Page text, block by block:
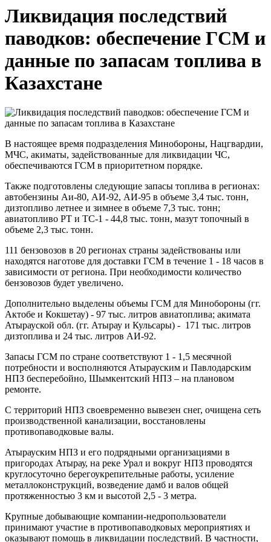
Ликвидация последствий
паводков: обеспечение ГСМ и
данные по запасам топлива в
Казахстане
В настоящее время подразделения Минобороны, Нацгвардии,
МЧС, акиматы, задействованные для ликвидации ЧС,
обеспечиваются ГСМ в приоритетном порядке.
Также подготовлены следующие запасы топлива в регионах:
автобензины Аи-80, АИ-92, АИ-95 в объеме 3,4 тыс. тонн,
дизтопливо летнее и зимнее в объеме 7,3 тыс. тонн;
авиатопливо РТ и ТС-1 - 44,8 тыс. тонн, мазут топочный в
объеме 2,3 тыс. тонн.
111 бензовозов в 20 регионах страны задействованы или
находятся наготове для доставки ГСМ в течение 1 - 18 часов в
зависимости от региона. При необходимости количество
бензовозов будет увеличено.
Дополнительно выделены объемы ГСМ для Минобороны (гг.
Актобе и Кокшетау) - 97 тыс. литров авиатоплива; акимата
Атырауской обл. (гг. Атырау и Кульсары) - 171 тыс. литров
дизтоплива и 24 тыс. литров АИ-92.
Запасы ГСМ по стране соответствуют 1 - 1,5 месячной
потребности и восполняются Атырауским и Павлодарским
НПЗ бесперебойно, Шымкентский НПЗ – на плановом
ремонте.
С территорий НПЗ своевременно вывезен снег, очищена сеть
производственной канализации, восстановлены
противопаводковые валы.
Атырауским НПЗ и его подрядными организациями в
пригородах Атырау, на реке Урал и вокруг НПЗ проводятся
круглосуточно берегоукрепительные работы, усиление
металлоконструкций, возведение дамб и валов общей
протяженностью 3 км и высотой 2,5 - 3 метра.
Крупные добывающие компании-недропользователи
принимают участие в противопаводковых мероприятиях и
оказывают помощь в ликвидации последствий. В частности,